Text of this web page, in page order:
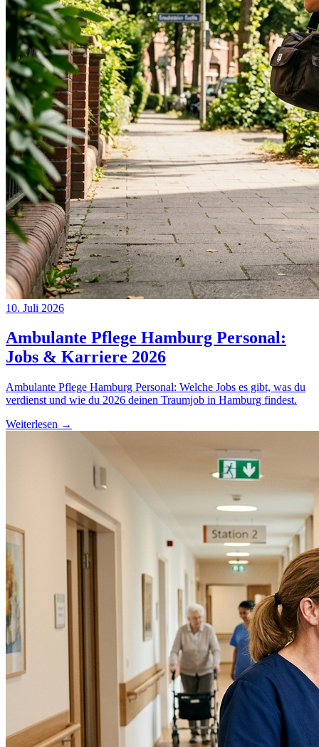
10. Juli 2026
Ambulante Pflege Hamburg Personal:
Jobs & Karriere 2026
Ambulante Pflege Hamburg Personal: Welche Jobs es gibt, was du
verdienst und wie du 2026 deinen Traumjob in Hamburg findest.
Weiterlesen →